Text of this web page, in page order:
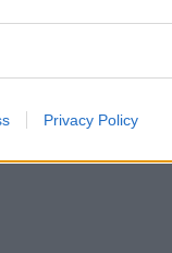
Privacy Policy